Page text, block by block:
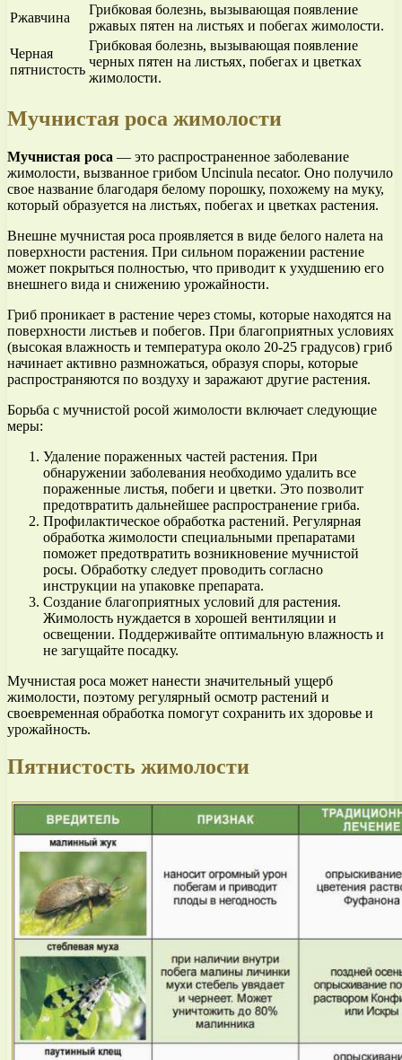
Ржавчина
Грибковая болезнь, вызывающая появление
ржавых пятен на листьях и побегах жимолости.
Черная
пятнистость
Грибковая болезнь, вызывающая появление
черных пятен на листьях, побегах и цветках
жимолости.
Мучнистая роса жимолости
Мучнистая роса — это распространенное заболевание
жимолости, вызванное грибом Uncinula necator. Оно получило
свое название благодаря белому порошку, похожему на муку,
который образуется на листьях, побегах и цветках растения.
Внешне мучнистая роса проявляется в виде белого налета на
поверхности растения. При сильном поражении растение
может покрыться полностью, что приводит к ухудшению его
внешнего вида и снижению урожайности.
Гриб проникает в растение через стомы, которые находятся на
поверхности листьев и побегов. При благоприятных условиях
(высокая влажность и температура около 20-25 градусов) гриб
начинает активно размножаться, образуя споры, которые
распространяются по воздуху и заражают другие растения.
Борьба с мучнистой росой жимолости включает следующие
меры:
Удаление пораженных частей растения. При
обнаружении заболевания необходимо удалить все
пораженные листья, побеги и цветки. Это позволит
предотвратить дальнейшее распространение гриба.
Профилактическое обработка растений. Регулярная
обработка жимолости специальными препаратами
поможет предотвратить возникновение мучнистой
росы. Обработку следует проводить согласно
инструкции на упаковке препарата.
Создание благоприятных условий для растения.
Жимолость нуждается в хорошей вентиляции и
освещении. Поддерживайте оптимальную влажность и
не загущайте посадку.
Мучнистая роса может нанести значительный ущерб
жимолости, поэтому регулярный осмотр растений и
своевременная обработка помогут сохранить их здоровье и
урожайность.
Пятнистость жимолости